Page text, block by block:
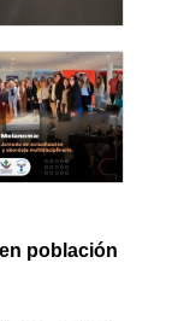
población